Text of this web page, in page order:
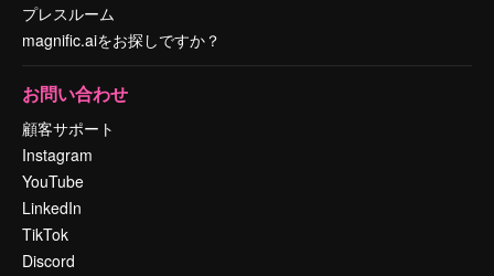
プレスルーム
magnific.aiをお探しですか？
お問い合わせ
顧客サポート
Instagram
YouTube
LinkedIn
TikTok
Discord